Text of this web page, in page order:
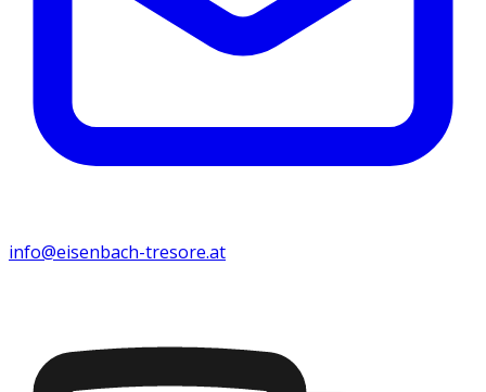
info@eisenbach-tresore.at